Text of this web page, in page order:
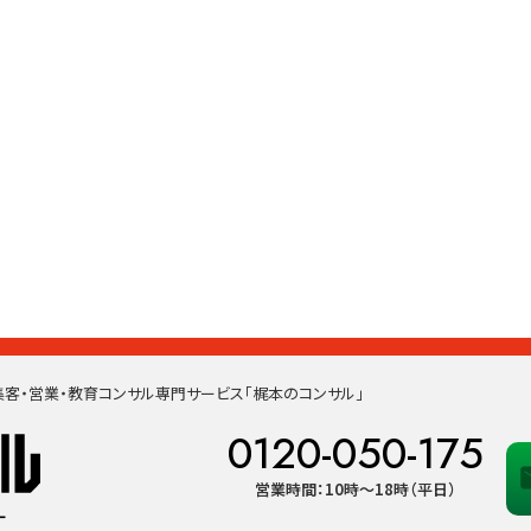
営業・教育コンサル専門サービス「梶本のコンサル」
0120-050-175
営業時間：10時〜18時（平日）